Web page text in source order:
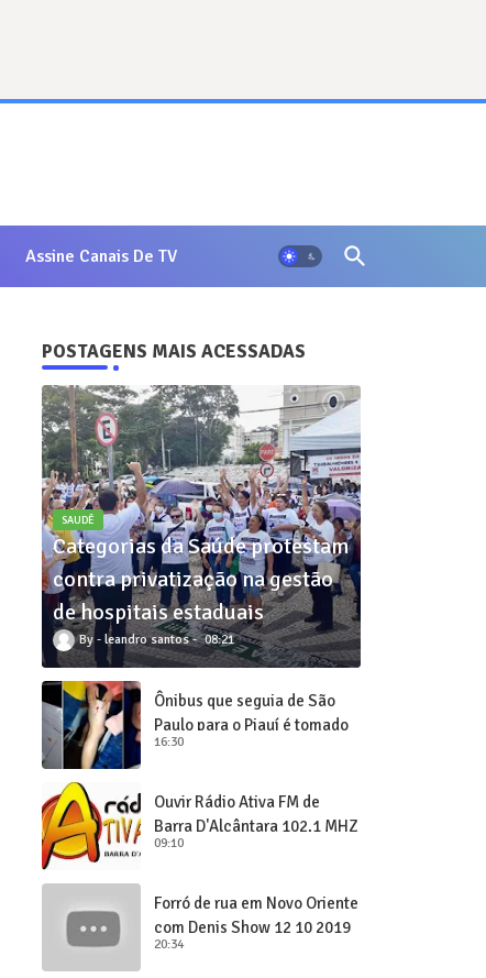
Assine Canais De TV
POSTAGENS MAIS ACESSADAS
SAUDÊ
Categorias da Saúde protestam
contra privatização na gestão
de hospitais estaduais
leandro santos 08:21
Ônibus que seguia de São
Paulo para o Piauí é tomado
de assalto
16:30
Ouvir Rádio Ativa FM de
Barra D'Alcântara 102,1 MHZ
09:10
Forró de rua em Novo Oriente
com Denis Show 12 10 2019
20:34